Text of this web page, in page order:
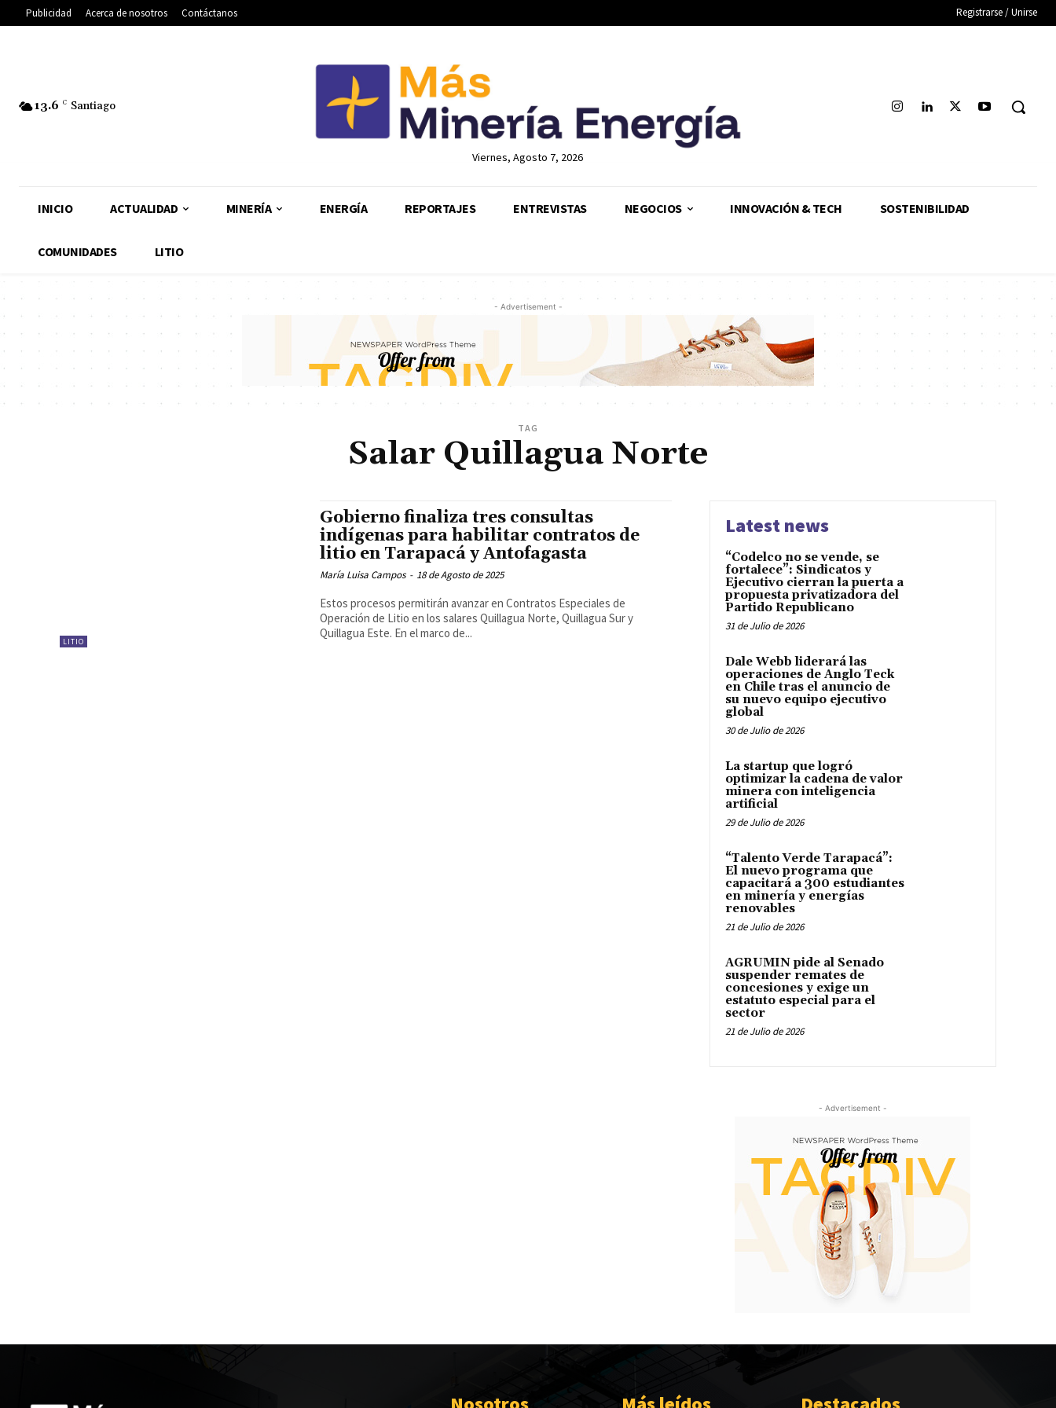
Publicidad Acerca de nosotros Contáctanos Registrarse / Unirse
13.6 C Santiago
Viernes, Agosto 7, 2026
INICIO ACTUALIDAD MINERÍA ENERGÍA REPORTAJES ENTREVISTAS NEGOCIOS INNOVACIÓN & TECH SOSTENIBILIDAD
COMUNIDADES LITIO
- Advertisement -
TAG
Salar Quillagua Norte
LITIO
Gobierno finaliza tres consultas
indígenas para habilitar contratos de
litio en Tarapacá y Antofagasta
María Luisa Campos - 18 de Agosto de 2025
Estos procesos permitirán avanzar en Contratos Especiales de
Operación de Litio en los salares Quillagua Norte, Quillagua Sur y
Quillagua Este. En el marco de...
Latest news
“Codelco no se vende, se
fortalece”: Sindicatos y
Ejecutivo cierran la puerta a
propuesta privatizadora del
Partido Republicano
31 de Julio de 2026
Dale Webb liderará las
operaciones de Anglo Teck
en Chile tras el anuncio de
su nuevo equipo ejecutivo
global
30 de Julio de 2026
La startup que logró
optimizar la cadena de valor
minera con inteligencia
artificial
29 de Julio de 2026
“Talento Verde Tarapacá”:
El nuevo programa que
capacitará a 300 estudiantes
en minería y energías
renovables
21 de Julio de 2026
AGRUMIN pide al Senado
suspender remates de
concesiones y exige un
estatuto especial para el
sector
21 de Julio de 2026
- Advertisement -